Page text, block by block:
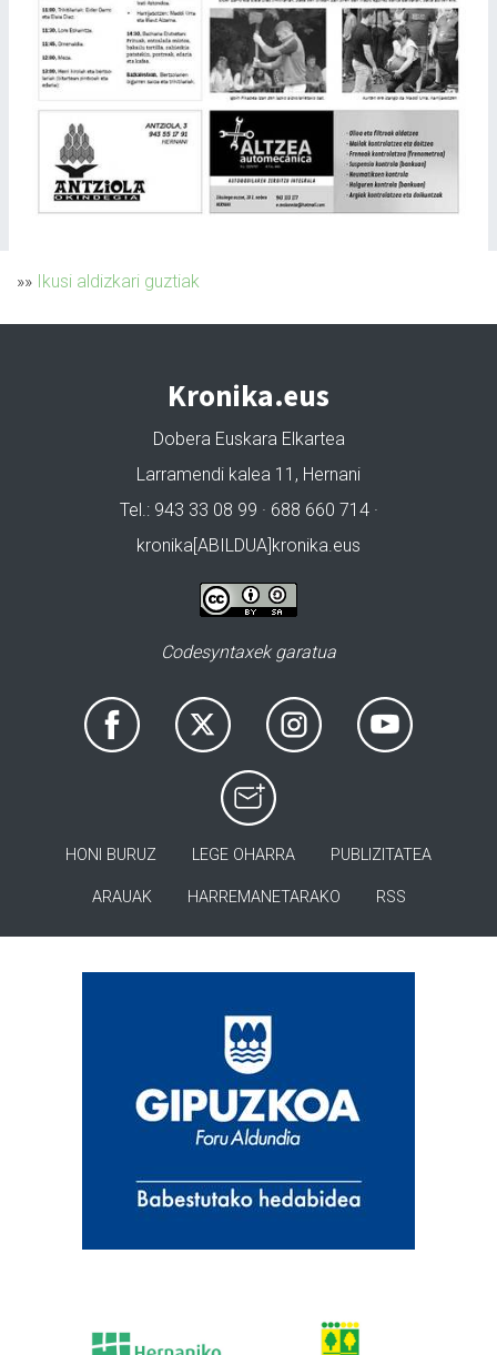
»» Ikusi aldizkari guztiak
Kronika.eus
Dobera Euskara Elkartea
Larramendi kalea 11, Hernani
Tel.: 943 33 08 99 · 688 660 714 ·
kronika[ABILDUA]kronika.eus
Codesyntaxek garatua
HONI BURUZ LEGE OHARRA PUBLIZITATEA
ARAUAK HARREMANETARAKO RSS